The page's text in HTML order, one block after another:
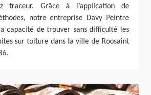
traceur. Grâce à l’application de
notre entreprise Davy Peintre
capacité de trouver sans difficulté les
sur toiture dans la ville de Roosaint